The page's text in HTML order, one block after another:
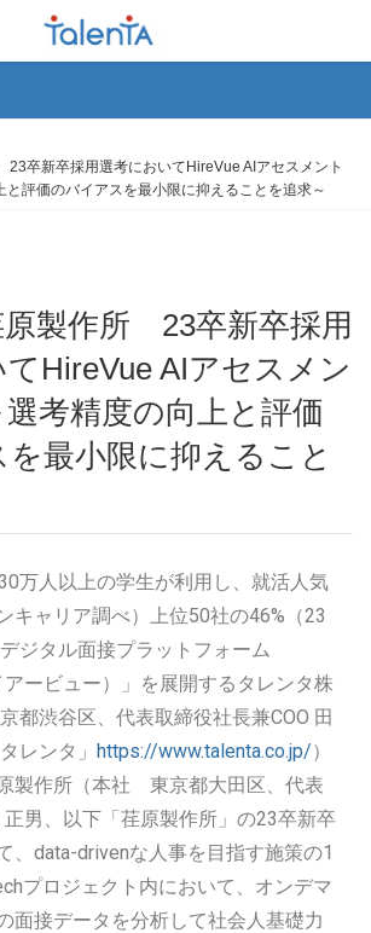
卒新卒採用選考においてHireVue AIアセスメント
と評価のバイアスを最小限に抑えることを追求～
HireVue AIアセスメン
選考精度の向上と評価
最小限に抑えること
万人以上の学生が利用し、就活人気
キャリア調べ）上位50社の46%（23
ジタル面接プラットフォーム
アービュー）」を展開するタレンタ株
都渋谷区、代表取締役社長兼COO 田
レンタ」 https://www.talenta.co.jp/）
製作所（本社 東京都大田区、代表
男、以下「荏原製作所」の23卒新卒
、data-drivenな人事を目指す施策の1
プロジェクト内において、オンデマ
面接データを分析して社会人基礎力